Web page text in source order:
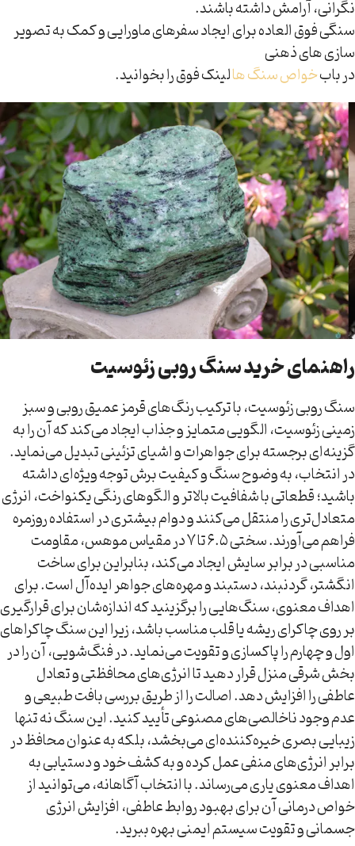
نگرانی، آرامش داشته باشند.
سنگی فوق العاده برای ایجاد سفرهای ماورایی و کمک به تصویر
سازی های ذهنی
در بابخواص سنگ هالینک فوق را بخوانید.
راهنمای خرید سنگ روبی زئوسیت
سنگ روبی زئوسیت، با ترکیب رنگ‌های قرمز عمیق روبی و سبز
زمینی زئوسیت، الگویی متمایز و جذاب ایجاد می‌کند که آن را به
گزینه‌ای برجسته برای جواهرات و اشیای تزئینی تبدیل می‌نماید.
در انتخاب، به وضوح سنگ و کیفیت برش توجه ویژه‌ای داشته
باشید؛ قطعاتی با شفافیت بالاتر و الگوهای رنگی یکنواخت، انرژی
متعادل‌تری را منتقل می‌کنند و دوام بیشتری در استفاده روزمره
فراهم می‌آورند. سختی ۶.۵ تا ۷ در مقیاس موهس، مقاومت
مناسبی در برابر سایش ایجاد می‌کند، بنابراین برای ساخت
انگشتر، گردنبند، دستبند و مهره‌های جواهر ایده‌آل است. برای
اهداف معنوی، سنگ‌هایی را برگزینید که اندازه‌شان برای قرارگیری
بر روی چاکرای ریشه یا قلب مناسب باشد، زیرا این سنگ چاکراهای
اول و چهارم را پاکسازی و تقویت می‌نماید. در فنگ‌شویی، آن را در
بخش شرقی منزل قرار دهید تا انرژی‌های محافظتی و تعادل
عاطفی را افزایش دهد. اصالت را از طریق بررسی بافت طبیعی و
عدم وجود ناخالصی‌های مصنوعی تأیید کنید. این سنگ نه تنها
زیبایی بصری خیره‌کننده‌ای می‌بخشد، بلکه به عنوان محافظ در
برابر انرژی‌های منفی عمل کرده و به کشف خود و دستیابی به
اهداف معنوی یاری می‌رساند. با انتخاب آگاهانه، می‌توانید از
خواص درمانی آن برای بهبود روابط عاطفی، افزایش انرژی
جسمانی و تقویت سیستم ایمنی بهره ببرید.